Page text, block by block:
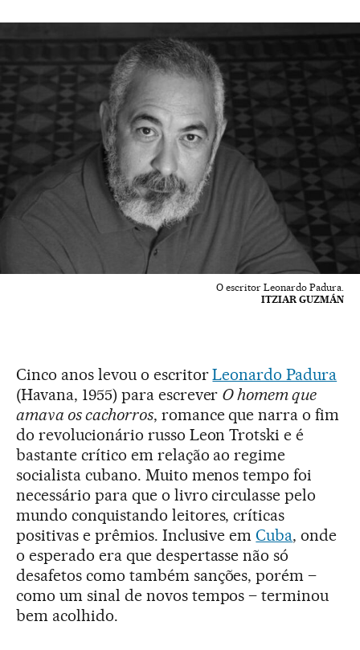
O escritor Leonardo Padura.
ITZIAR GUZMÁN
Cinco anos levou o escritorLeonardo Padura
(Havana, 1955) para escrever O homem que
amava os cachorros, romance que narra o fim
do revolucionário russo Leon Trotski e é
bastante crítico em relação ao regime
socialista cubano. Muito menos tempo foi
necessário para que o livro circulasse pelo
mundo conquistando leitores, críticas
positivas e prêmios. Inclusive emCuba, onde
o esperado era que despertasse não só
desafetos como também sanções, porém –
como um sinal de novos tempos – terminou
bem acolhido.